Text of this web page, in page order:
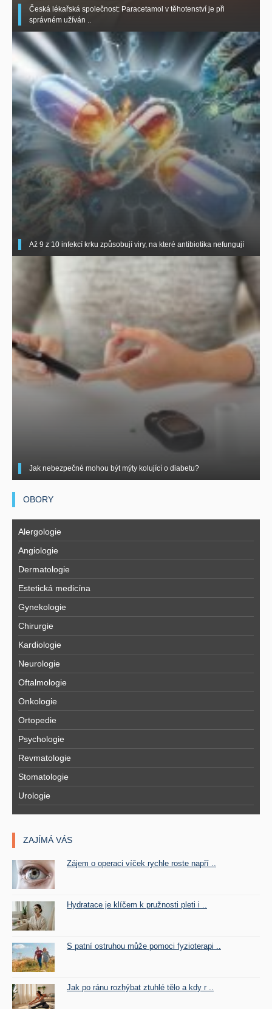
Česká lékařská společnost: Paracetamol v těhotenství je při
správném užíván ..
Až 9 z 10 infekcí krku způsobují viry, na které antibiotika nefungují
Jak nebezpečné mohou být mýty kolující o diabetu?
OBORY
Alergologie
Angiologie
Dermatologie
Estetická medicína
Gynekologie
Chirurgie
Kardiologie
Neurologie
Oftalmologie
Onkologie
Ortopedie
Psychologie
Revmatologie
Stomatologie
Urologie
ZAJÍMÁ VÁS
Zájem o operaci víček rychle roste napří ..
Hydratace je klíčem k pružnosti pleti i ..
S patní ostruhou může pomoci fyzioterapi ..
Jak po ránu rozhýbat ztuhlé tělo a kdy r ..